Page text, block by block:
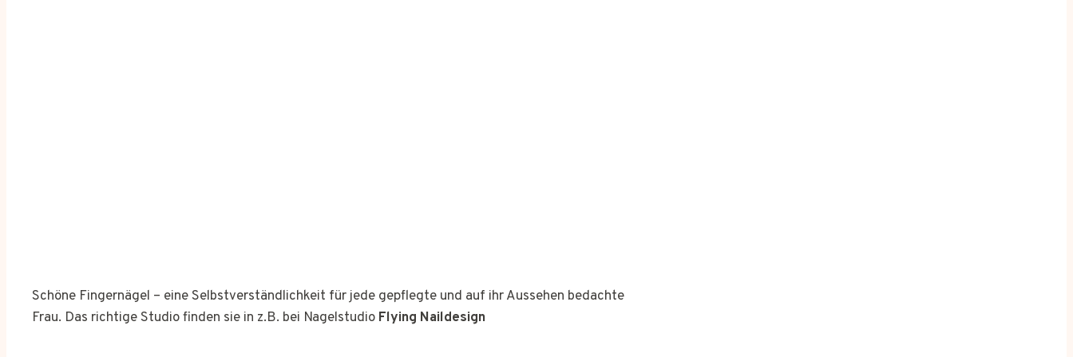
Schöne Fingernägel – eine Selbstverständlichkeit für jede gepflegte und auf ihr Aussehen bedachte
Frau. Das richtige Studio finden sie in z.B. bei Nagelstudio Flying Naildesign